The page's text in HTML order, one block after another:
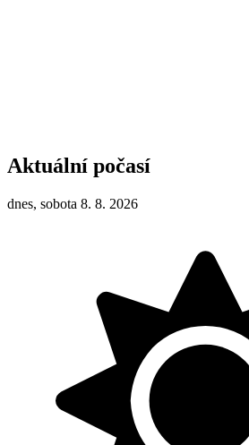
Aktuální počasí
dnes, sobota 8. 8. 2026